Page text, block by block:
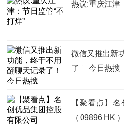
热议:重庆江津
微信又推出新
了！ 今日热搜
【聚看点】
（09896.HK